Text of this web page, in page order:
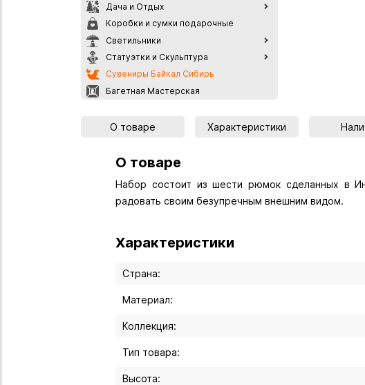
Дача и Отдых
Коробки и сумки подарочные
Светильники
Статуэтки и Скульптура
Сувениры Байкал Сибирь
Багетная Мастерская
О товаре Характеристики
О товаре
Набор состоит из шести рюмок сделанных в
радовать своим безупречным внешним видом.
Характеристики
Страна:
Материал:
Коллекция:
Тип товара:
Высота: